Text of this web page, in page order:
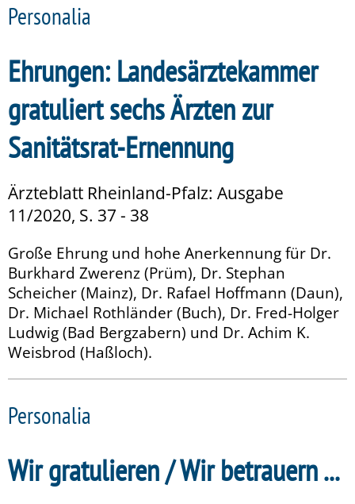
Personalia
Ehrungen: Landesärztekammer
gratuliert sechs Ärzten zur
Sanitätsrat-Ernennung
Ärzteblatt Rheinland-Pfalz: Ausgabe
11/2020, S. 37 - 38
Große Ehrung und hohe Anerkennung für Dr.
Burkhard Zwerenz (Prüm), Dr. Stephan
Scheicher (Mainz), Dr. Rafael Hoffmann (Daun),
Dr. Michael Rothländer (Buch), Dr. Fred-Holger
Ludwig (Bad Bergzabern) und Dr. Achim K.
Weisbrod (Haßloch).
Personalia
Wir gratulieren / Wir betrauern ...